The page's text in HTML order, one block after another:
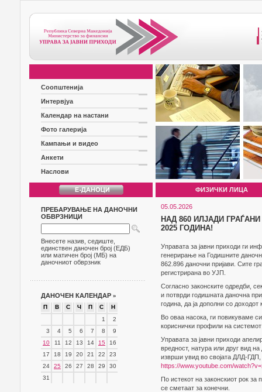
Соопштенија
Интервјуа
Календар на настани
Фото галерија
Кампањи и видео
Анкети
Наслови
ФИЗИЧКИ ЛИЦА
ПРЕБАРУВАЊЕ НА ДАНОЧНИ
ОБВРЗНИЦИ
Внесете назив, седиште,
единствен даночен број (ЕДБ)
или матичен број (МБ) на
даночниот обврзник
ДАНОЧЕН КАЛЕНДАР »
П В С Ч П С
Н
1
2
3
4 5 6 7 8
9
10
11 12 13 14 15
16
17
18 19 20 21 22
23
24
25 26 27 28 29
30
31
05.05.2026
НАД 860 ИЛЈАДИ
2025 ГОДИНА!
Управата за јавни приходи ги
генерирање на Годишните
862.896 даночни пријави. Сите
регистрирана во УЈП.
Согласно законските одредби,
и потврди годишната даночна
година, да ја дополни со доходот
Во оваа насока, ги повикуваме
кориснички профили на системот
Управата за јавни приходи
вредност, натура или друг вид
изврши увид во својата ДЛД-ГДП,
https://www.youtube.com/
По истекот на законскиот рок за
се сметаат за конечни.